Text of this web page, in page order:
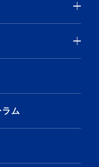
いしさのヒミツ
ーツ
酸菌
トリー
ルト」季節のご注
くりQ&A
ン 400g
ロ 400g
ーグルト 400g
ト
ム